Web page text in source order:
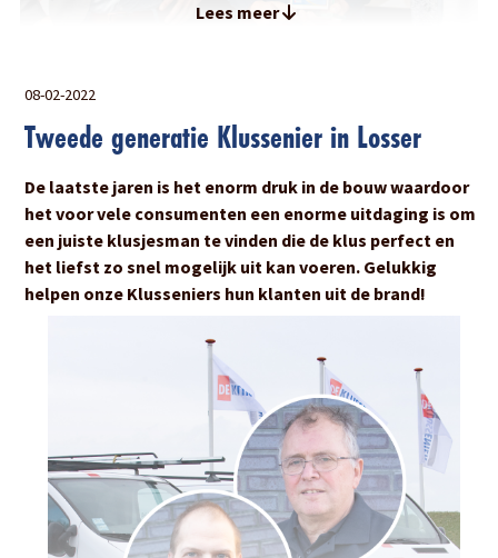
De Klussenier Awards 2022:
"Trots op onze Klusseniers"
Zwartebroek, 8 april - Op vrijdag 8 april werd de zesde
editie van De Klussenier Awards georganiseerd in
Zwartebroek. Met 6 categorieën, diverse jubilarissen en
het eerste erelid van De Klussenier, beloofde het een
aangename avond te worden.
Lees meer
08-02-2022
Tweede generatie Klussenier in Losser
De laatste jaren is het enorm druk in de bouw waardoor
het voor vele consumenten een enorme uitdaging is om
een juiste klusjesman te vinden die de klus perfect en
het liefst zo snel mogelijk uit kan voeren. Gelukkig
helpen onze Klusseniers hun klanten uit de brand!